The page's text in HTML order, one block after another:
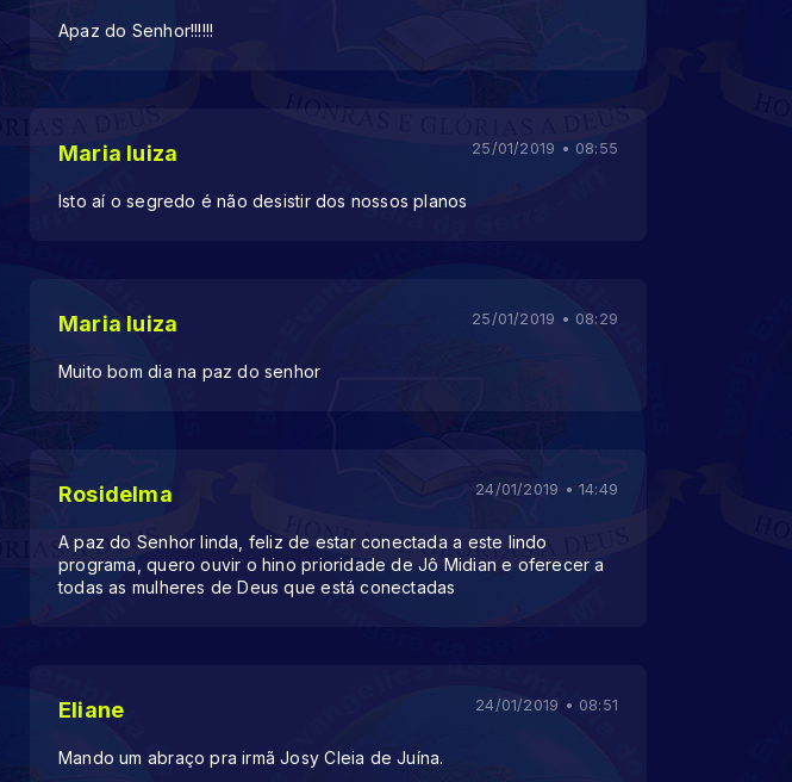
Apaz do Senhor!!!!!!
Maria luiza 25/01/2019 • 08:55
Isto aí o segredo é não desistir dos nossos planos
Maria luiza 25/01/2019 • 08:29
Muito bom dia na paz do senhor
Rosidelma 24/01/2019 • 14:49
A paz do Senhor linda, feliz de estar conectada a este lindo
programa, quero ouvir o hino prioridade de Jô Midian e oferecer a
todas as mulheres de Deus que está conectadas
Eliane 24/01/2019 • 08:51
Mando um abraço pra irmã Josy Cleia de Juína.